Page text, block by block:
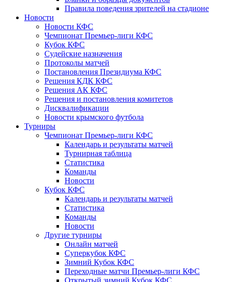
Правила поведения зрителей на стадионе
Новости
Новости КФС
Чемпионат Премьер-лиги КФС
Кубок КФС
Судейские назначения
Протоколы матчей
Постановления Президиума КФС
Решения КДК КФС
Решения АК КФС
Решения и постановления комитетов
Дисквалификации
Новости крымского футбола
Турниры
Чемпионат Премьер-лиги КФС
Календарь и результаты матчей
Турнирная таблица
Статистика
Команды
Новости
Кубок КФС
Календарь и результаты матчей
Статистика
Команды
Новости
Другие турниры
Онлайн матчей
Суперкубок КФС
Зимний Кубок КФС
Переходные матчи Премьер-лиги КФС
Открытый зимний Кубок КФС